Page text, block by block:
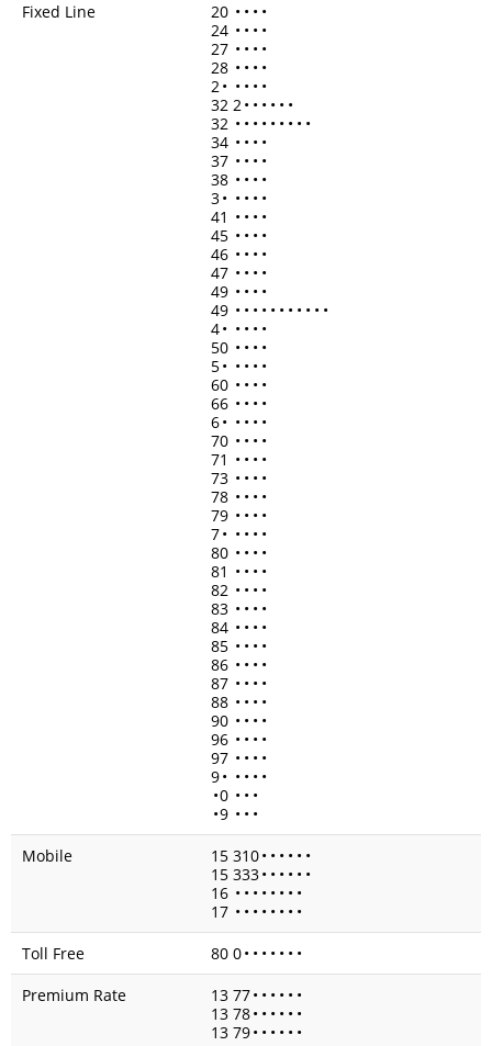
Fixed Line
20 • • • •
24 • • • •
27 • • • •
28 • • • •
2• • • • •
32 2• • • • • •
32 • • • • • • • • •
34 • • • •
37 • • • •
38 • • • •
3• • • • •
41 • • • •
45 • • • •
46 • • • •
47 • • • •
49 • • • •
49 • • • • • • • • • • •
4• • • • •
50 • • • •
5• • • • •
60 • • • •
66 • • • •
6• • • • •
70 • • • •
71 • • • •
73 • • • •
78 • • • •
79 • • • •
7• • • • •
80 • • • •
81 • • • •
82 • • • •
83 • • • •
84 • • • •
85 • • • •
86 • • • •
87 • • • •
88 • • • •
90 • • • •
96 • • • •
97 • • • •
9• • • • •
•0 • • •
•9 • • •
Mobile
15 310• • • • • •
15 333• • • • • •
16 • • • • • • • •
17 • • • • • • • •
Toll Free
80 0• • • • • • •
Premium Rate
13 77• • • • • •
13 78• • • • • •
13 79• • • • • •